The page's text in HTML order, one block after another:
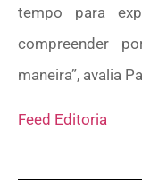
tempo para
compreender
maneira”, avalia
Feed Editoria